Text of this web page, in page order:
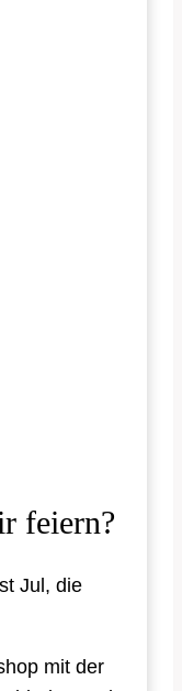
feiern?
Jul, die
mit der